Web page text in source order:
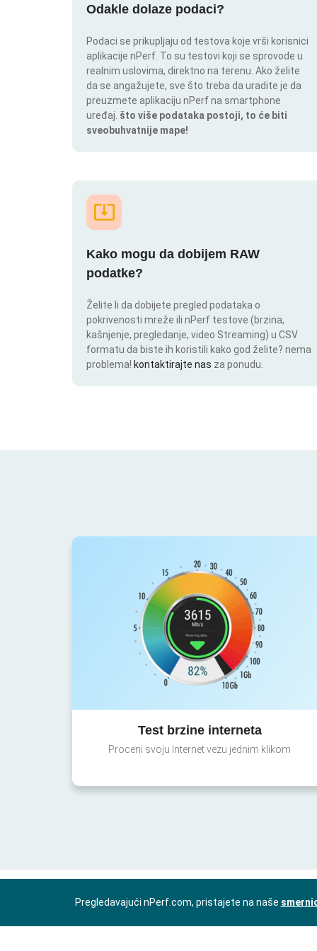
Odakle dolaze podaci?
Podaci se prikupljaju od testova koje vrši korisnici
aplikacije nPerf. To su testovi koji se sprovode u
realnim uslovima, direktno na terenu. Ako želite
da se angažujete, sve što treba da uradite je da
preuzmete aplikaciju nPerf na smartphone
uređaj. što više podataka postoji, to će biti
sveobuhvatnije mape!
Kako mogu da dobijem RAW
podatke?
Želite li da dobijete pregled podataka o
pokrivenosti mreže ili nPerf testove (brzina,
kašnjenje, pregledanje, video Streaming) u CSV
formatu da biste ih koristili kako god želite? nema
problema! kontaktirajte nas za ponudu.
Test brzine interneta
Proceni svoju Internet vezu jednim klikom
Pregledavajući nPerf.com, pristajete na naše